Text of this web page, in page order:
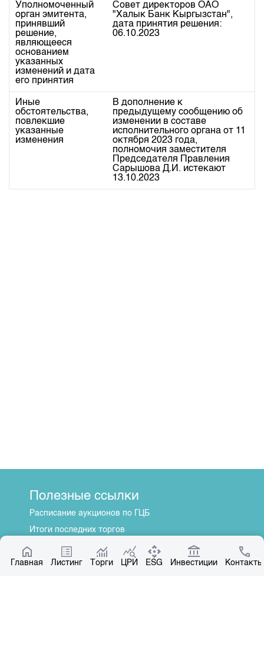
Главная Листинг Торги ЦРИ ESG Инвестиции Контакты
Уполномоченный
орган эмитента,
принявший
решение,
являющееся
основанием
указанных
изменений и дата
его принятия
Совет директоров ОАО
"Халык Банк Кыргызстан",
дата принятия решения:
06.10.2023
Иные
обстоятельства,
повлекшие
указанные
изменения
В дополнение к
предыдущему сообщению об
изменении в составе
исполнительного органа от 11
октября 2023 года,
полномочия заместителя
Председателя Правления
Сарышова Д.И. истекают
13.10.2023
Полезные ссылки
Расписание аукционов по ГЦБ
Итоги последних торгов
Котировки по ЦБ
Центр раскрытия информации